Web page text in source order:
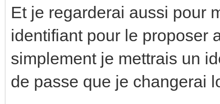
Et je regarderai aussi pour
identifiant pour le proposer
simplement je mettrais un
de passe que je changerai